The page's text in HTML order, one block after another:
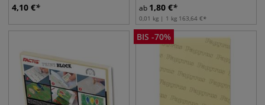
4,10 € ab 1,80 €
0,01 kg | 1 kg 163,64 €
BIS -70%